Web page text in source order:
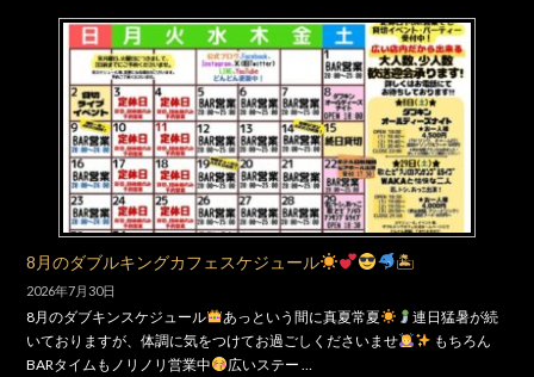
8月のダブルキングカフェスケジュール 🏝
2026年7月30日
8月のダブキンスケジュール あっという間に真夏常夏
連日猛暑が続
いておりますが、体調に気をつけてお過ごしくださいませ
もちろん
BARタイムもノリノリ営業中
広いステー …